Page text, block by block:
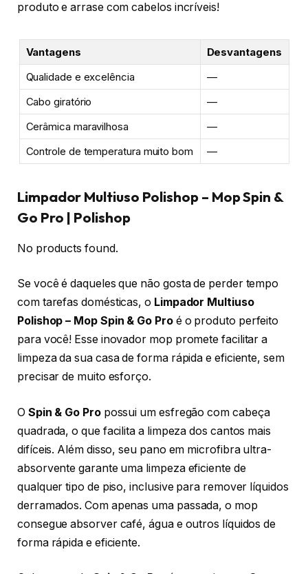
produto e arrase com cabelos incríveis!
Vantagens
Desvantagens
Qualidade e excelência
—
Cabo giratório
—
Cerâmica maravilhosa
—
Controle de temperatura muito bom
—
Limpador Multiuso Polishop – Mop Spin &
Go Pro | Polishop
No products found.
Se você é daqueles que não gosta de perder tempo
com tarefas domésticas, o Limpador Multiuso
Polishop – Mop Spin & Go Proé o produto perfeito
para você! Esse inovador mop promete facilitar a
limpeza da sua casa de forma rápida e eficiente, sem
precisar de muito esforço.
O Spin & Go Propossui um esfregão com cabeça
quadrada, o que facilita a limpeza dos cantos mais
difíceis. Além disso, seu pano em microfibra ultra-
absorvente garante uma limpeza eficiente de
qualquer tipo de piso, inclusive para remover líquidos
derramados. Com apenas uma passada, o mop
consegue absorver café, água e outros líquidos de
forma rápida e eficiente.